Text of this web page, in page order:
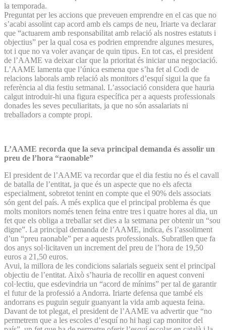
la temporada.
Preguntat per les accions que preveuen emprendre en el cas que no
s’acabi assolint cap acord amb els camps de neu, Iriarte va declarar
que “actuarem amb responsabilitat amb relació als nostres estatuts i
objectius” per la qual cosa es podrien emprendre algunes mesures,
tot i que no va voler avançar de quin tipus. En tot cas, el president
de l’AAME va deixar clar que la prioritat és iniciar una negociació.
L’AAME lamenta que l’única esmena que s’ha fet al Codi de
relacions laborals amb relació als monitors d’esquí sigui la que fa
referència al dia festiu setmanal. L’associació considera que hauria
calgut introduir-hi una figura específica per a aquests professionals
donades les seves peculiaritats, ja que no són assalariats ni
treballadors a compte propi.
L’AAME recorda que la seva principal demanda és assolir un
preu de l’hora “raonable”
El president de l’AAME va recordar que el dia festiu no és el cavall
de batalla de l’entitat, ja que és un aspecte que no els afecta
especialment, sobretot tenint en compte que el 90% dels associats
són gent del país. A més explica que el principal problema és que
molts monitors només tenen feina entre tres i quatre hores al dia, un
fet que els obliga a treballar set dies a la setmana per obtenir un “sou
digne”. La principal demanda de l’AAME, indica, és l’assoliment
d’un “preu raonable” per a aquests professionals. Subratllen que fa
dos anys sol·licitaven un increment del preu de l’hora de 19,50
euros a 21,50 euros.
Avui, la millora de les condicions salarials segueix sent el principal
objectiu de l’entitat. Això s’hauria de recollir en aquest conveni
col·lectiu, que esdevindria un “acord de mínims” per tal de garantir
el futur de la professió a Andorra. Iriarte defensa que també els
andorrans es puguin seguir guanyant la vida amb aquesta feina.
Davant de tot plegat, el president de l’AAME va advertir que “no
permetrem que a les escoles d’esquí no hi hagi cap monitor del